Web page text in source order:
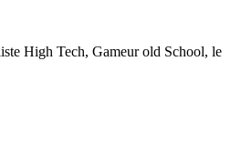
High Tech, Gameur old School, le